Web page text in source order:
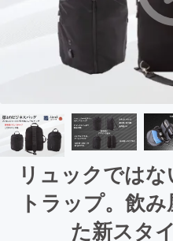
リュックでは
トラップ。飲
た新スタ